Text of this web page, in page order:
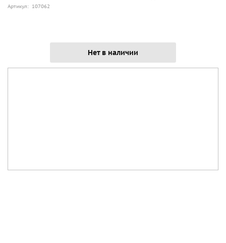
Артикул: 107062
Нет в наличии